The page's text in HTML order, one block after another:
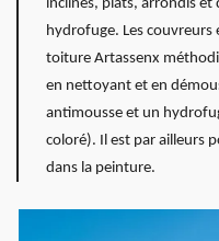
inclinés, plats, arrondis et
hydrofuge. Les
toiture Artassenx
en nettoyant et en
antimousse et un
coloré). Il est par ailleurs
dans la peinture.